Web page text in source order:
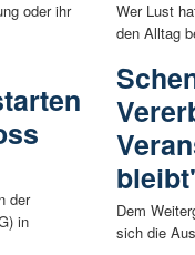
oder ihr
der
in
Wer Lust
den Alltag
Dem
sich die